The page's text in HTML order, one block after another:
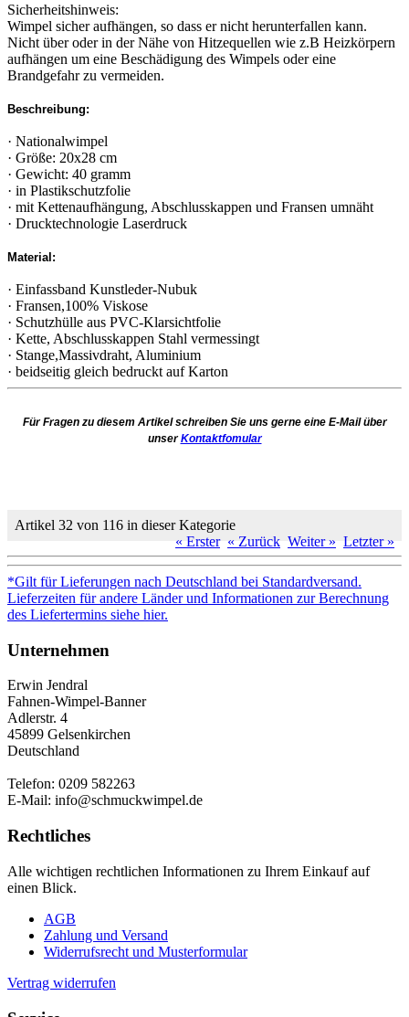
Sicherheitshinweis:
Wimpel sicher aufhängen, so dass er nicht herunterfallen kann.
Nicht über oder in der Nähe von Hitzequellen wie z.B Heizkörpern
aufhängen um eine Beschädigung des Wimpels oder eine
Brandgefahr zu vermeiden.
Beschreibung:
· Nationalwimpel
· Größe: 20x28 cm
· Gewicht: 40 gramm
· in Plastikschutzfolie
· mit Kettenaufhängung, Abschlusskappen und Fransen umnäht
· Drucktechnologie Laserdruck
Material:
· Einfassband Kunstleder-Nubuk
· Fransen,100% Viskose
· Schutzhülle aus PVC-Klarsichtfolie
· Kette, Abschlusskappen Stahl vermessingt
· Stange,Massivdraht, Aluminium
· beidseitig gleich bedruckt auf Karton
Für Fragen zu diesem Artikel schreiben Sie uns gerne eine E-Mail über
unserKontaktfomular
Artikel 32 von 116 in dieser Kategorie
« Erster « Zurück Weiter » Letzter »
*Gilt für Lieferungen nach Deutschland bei Standardversand.
Lieferzeiten für andere Länder und Informationen zur Berechnung
des Liefertermins siehe hier.
Unternehmen
Erwin Jendral
Fahnen-Wimpel-Banner
Adlerstr. 4
45899 Gelsenkirchen
Deutschland
Telefon: 0209 582263
E-Mail: info@schmuckwimpel.de
Rechtliches
Alle wichtigen rechtlichen Informationen zu Ihrem Einkauf auf
einen Blick.
AGB
Zahlung und Versand
Widerrufsrecht und Musterformular
Vertrag widerrufen